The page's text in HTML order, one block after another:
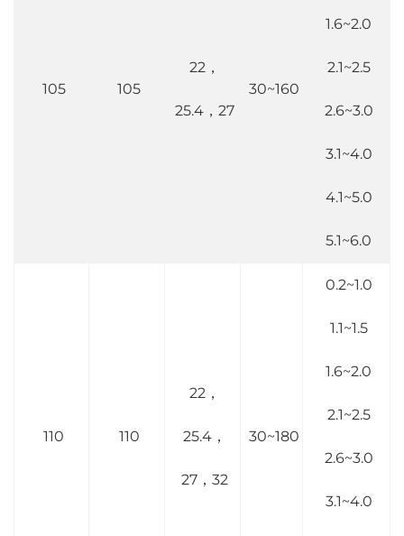
105 105
22，
25.4，27
30~160
1.6~2.0
2.1~2.5
2.6~3.0
3.1~4.0
4.1~5.0
5.1~6.0
110 110
22，
25.4，
27，32
30~180
0.2~1.0
1.1~1.5
1.6~2.0
2.1~2.5
2.6~3.0
3.1~4.0